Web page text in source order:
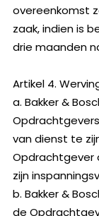
overeenkomst
zaak, indien is
drie maanden
Artikel 4.
a. Bakker &
van dienst te
Opdrachtgever
zijn
b. Bakker &
de